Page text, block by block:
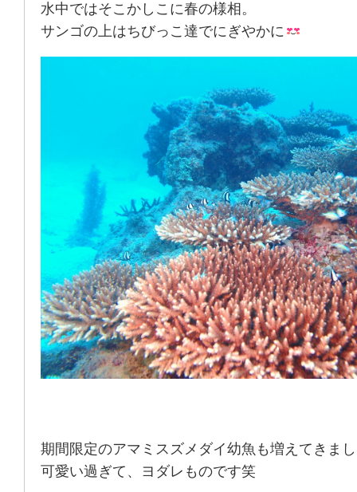
水中ではそこかしこに春の様相。
サンゴの上はちびっこ達でにぎやかに
期間限定のアマミスズメダイ幼魚も増えてきま
可愛い過ぎて、ヨダレものです笑